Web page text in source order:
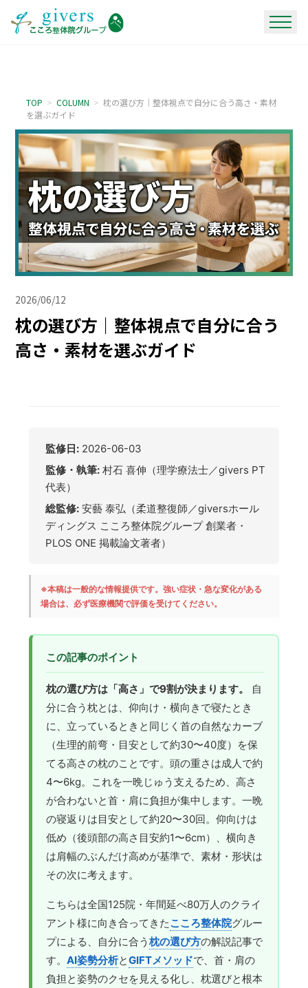
TOP > COLUMN > 枕の選び方｜整体視点で自分に合う高さ・素材
を選ぶガイド
2026/06/12
枕の選び方｜整体視点で自分に合う
高さ・素材を選ぶガイド
監修日: 2026-06-03
監修・執筆: 村石 喜伸（理学療法士／givers PT
代表）
総監修: 安藝 泰弘（柔道整復師／giversホール
ディングス こころ整体院グループ 創業者・
PLOS ONE 掲載論文著者）
※本稿は一般的な情報提供です。強い症状・急な変化がある
場合は、必ず医療機関で評価を受けてください。
この記事のポイント
枕の選び方は「高さ」で9割が決まります。
自
分に合う枕とは、仰向け・横向きで寝たとき
に、立っているときと同じく首の自然なカーブ
（生理的前弯・目安として約30〜40度）を保
てる高さの枕のことです。頭の重さは成人で約
4〜6kg。これを一晩じゅう支えるため、高さ
が合わないと首・肩に負担が集中します。一晩
の寝返りは目安として約20〜30回。仰向けは
低め（後頭部の高さ目安約1〜6cm）、横向き
は肩幅のぶんだけ高めが基準で、素材・形状は
その次に考えます。
こちらは全国125院・年間延べ80万人のクライ
アント様に向き合ってきたこころ整体院グルー
プによる、自分に合う枕の選び方の解説記事で
す。AI姿勢分析とGIFTメソッドで、首・肩の
負担と姿勢のクセを見える化し、枕選びと根本